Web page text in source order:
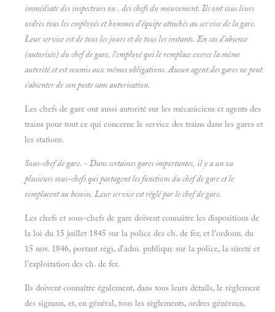
immédiate des inspecteurs ou . des chefs du mouvement. Ils ont sous leurs
ordres tous les employés et hommes d'équipe attachés au service de la gare.
Leur service est de tous les jours et de tous les instants. En cas d'absence
(autorisée) du chef de gare, l'employé qui le remplace exerce la même
autorité et est soumis aux mêmes obligations. Aucun agent des gares ne peut
s'absenter de son poste sans autorisation.
Les chefs de gare ont aussi autorité sur les mécaniciens et agents des
trains pour tout ce qui concerne le service des trains dans les gares et
les stations.
Sous-chef de gare. - Dans certaines gares importantes, il y a un ou
plusieurs sous-chefs qui partagent les fonctions du chef de gare et le
remplacent au besoin. Leur service est réglé par le chef de gare.
Les chefs et sous-chefs de gare doivent connaître les dispositions de
la loi du 15 juillet 1845 sur la police des ch. de fer, et l'ordonn. du
15 nov. 1846, portant régi, d'adm. publique sur la police, la sûreté et
l'exploitation des ch. de fer.
Ils doivent connaître également, dans tous leurs détails, le règlement
des signaux, et, en général, tous les règlements, ordres généraux,